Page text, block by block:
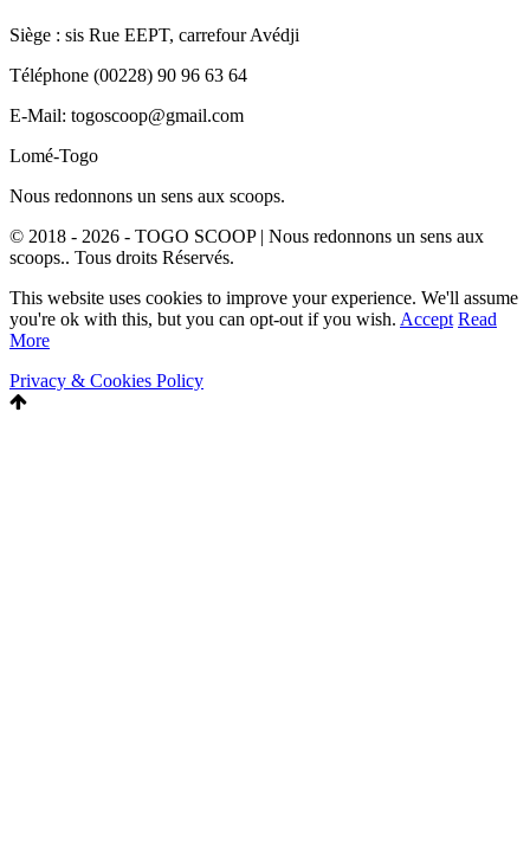
Siège : sis Rue EEPT, carrefour Avédji
Téléphone (00228) 90 96 63 64
E-Mail: togoscoop@gmail.com
Lomé-Togo
Nous redonnons un sens aux scoops.
© 2018 - 2026 - TOGO SCOOP | Nous redonnons un sens aux
scoops.. Tous droits Réservés.
This website uses cookies to improve your experience. We'll assume
you're ok with this, but you can opt-out if you wish. Accept Read
More
Privacy & Cookies Policy